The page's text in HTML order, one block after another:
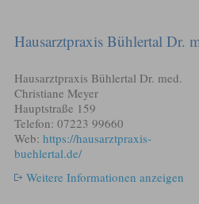
Hausarztpraxis Bühlertal Dr.
Hausarztpraxis Bühlertal Dr. med.
Christiane Meyer
Hauptstraße 159
Telefon: 07223 99660
Web: https://hausarztpraxis-
buehlertal.de/
Weitere Informationen anzeigen